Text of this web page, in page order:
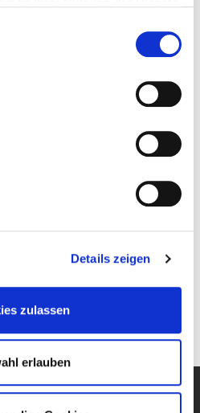
Details zeigen
zulassen
erlauben
mbH